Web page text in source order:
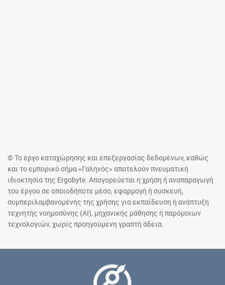
© Το έργο καταχώρησης και επεξεργασίας δεδομένων, καθώς
και το εμπορικό σήμα «Γαληνός» αποτελούν πνευματική
ιδιοκτησία της Ergobyte. Απαγορεύεται η χρήση ή αναπαραγωγή
του έργου σε οποιοδήποτε μέσο, εφαρμογή ή συσκευή,
συμπεριλαμβανομένης της χρήσης για εκπαίδευση ή ανάπτυξη
τεχνητής νοημοσύνης (AI), μηχανικής μάθησης ή παρόμοιων
τεχνολογιών, χωρίς προηγούμενη γραπτή άδεια.